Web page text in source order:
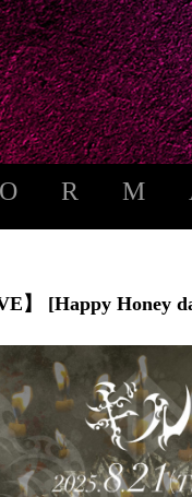
】 [Happy Honey